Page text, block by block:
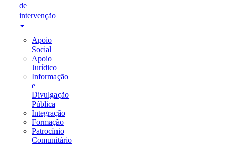
de
intervenção
Apoio
Social
Apoio
Jurídico
Informação
e
Divulgação
Pública
Integração
Formação
Patrocínio
Comunitário